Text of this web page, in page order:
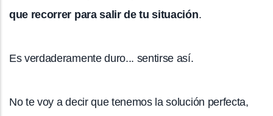
que recorrer para salir de tu situación.
Es verdaderamente duro... sentirse así.
No te voy a decir que tenemos la solución perfecta,